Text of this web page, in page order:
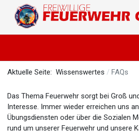
Aktuelle Seite: Wissenswertes FAQs
Das Thema Feuerwehr sorgt bei Groß
Interesse. Immer wieder erreichen uns
Übungsdiensten oder über die Sozialen
rund um unserer Feuerwehr und unsere